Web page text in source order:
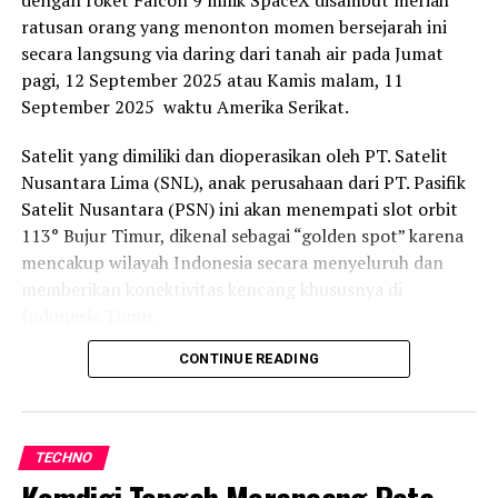
UP NEXT
Telkomsel Buka Kompetisi Riset Nasional 2025 Bagi
Mahasiswa Strata 1 dari Seluruh Disiplin Ilmu
Pemkot Baubau Luncurkan Kesetaraan Akses Internet
Bagi Sekolah Terluar Palabusa
ratusan orang yang menonton momen bersejarah ini
secara langsung via daring dari tanah air pada Jumat
pagi, 12 September 2025 atau Kamis malam, 11
September 2025 waktu Amerika Serikat.
Satelit yang dimiliki dan dioperasikan oleh PT. Satelit
Nusantara Lima (SNL), anak perusahaan dari PT. Pasifik
Satelit Nusantara (PSN) ini akan menempati slot orbit
113° Bujur Timur, dikenal sebagai “golden spot” karena
mencakup wilayah Indonesia secara menyeluruh dan
memberikan konektivitas kencang khususnya di
Direktur Jenderal (Dirjen) Infrastruktur Digital
Wayan Toni Suprapto, turut hadir langsung
menyaksikan peluncuran tersebut dari fasilitas rocket
Space X, perusahaan rocket swasta terbesar Amerika
CONTINUE READING
TECHNO